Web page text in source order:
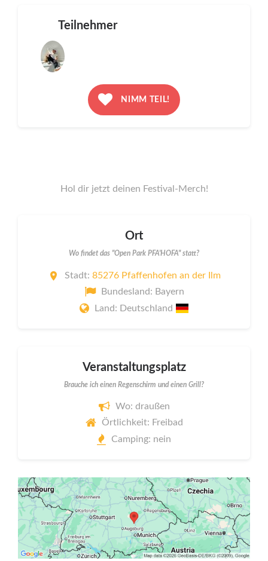
Teilnehmer
NIMM TEIL!
Hol dir jetzt deinen Festival-Merch!
Ort
Wo findet das "Open Park PFA'HOFA" statt?
Stadt: 85276 Pfaffenhofen an der Ilm
Bundesland: Bayern
Land: Deutschland
Veranstaltungsplatz
Brauche ich einen Regenschirm und einen Grill?
Wo: draußen
Örtlichkeit: Freibad
Camping: nein